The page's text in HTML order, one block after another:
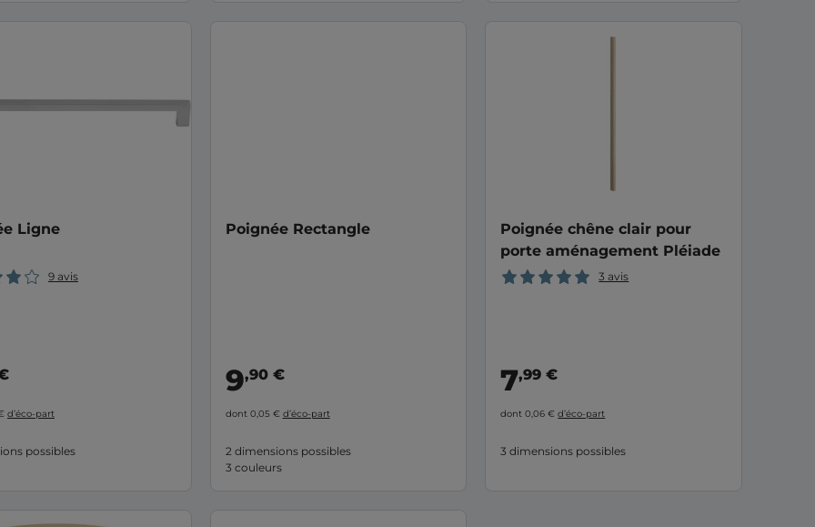
Ligne
9 avis
d’éco-part
possibles
Poignée Rectangle
9,90 €
dont 0,05 € d’éco-part
2 dimensions possibles
3 couleurs
Poignée chêne clair pour
porte aménagement Pléiade
3 avis
7,99 €
dont 0,06 €d’éco-part
3 dimensions possibles